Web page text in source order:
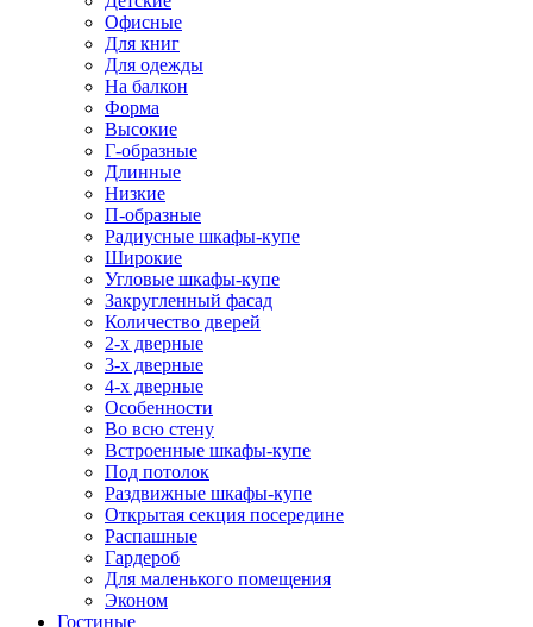
Офисные
Для книг
Для одежды
На балкон
Форма
Высокие
Г-образные
Длинные
Низкие
П-образные
Радиусные шкафы-купе
Широкие
Угловые шкафы-купе
Закругленный фасад
Количество дверей
2-х дверные
3-х дверные
4-х дверные
Особенности
Во всю стену
Встроенные шкафы-купе
Под потолок
Раздвижные шкафы-купе
Открытая секция посередине
Распашные
Гардероб
Для маленького помещения
Эконом
Гостиные